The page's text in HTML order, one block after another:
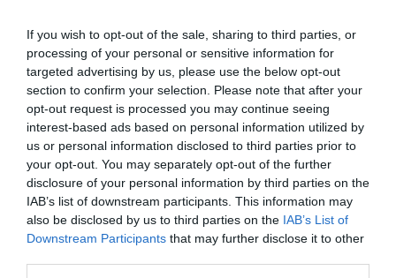
If you wish to opt-out of the sale, sharing to third parties, or
processing of your personal or sensitive information for
targeted advertising by us, please use the below opt-out
section to confirm your selection. Please note that after your
opt-out request is processed you may continue seeing
interest-based ads based on personal information utilized by
us or personal information disclosed to third parties prior to
your opt-out. You may separately opt-out of the further
disclosure of your personal information by third parties on the
IAB’s list of downstream participants. This information may
also be disclosed by us to third parties on the IAB’s List of
Downstream Participants that may further disclose it to other
αδέλφια πέθαναν με διαφορά λίγων ωρών
Η θλιβερή ιστορία της μητέρας που πέθανε από κορονοϊό
και δεν πρόλαβε να πάρει αγκαλιά το νεογέννητό της
Ακίνητα: Μείωση εισοδήματος για 90.000 ιδιοκτήτες
Έκτακτο – Κομμωτήρια: Ανοίγουν Σάββατο ή Κυριακή
σύμφωνα με το Επαγγελματικό Επιμελητήριο
Αρκετοί αγώνες στο καλεντάρι της ΕΑΣ Δωδεκανήσου